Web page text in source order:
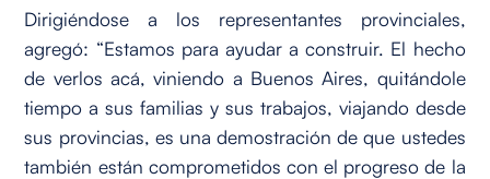
Dirigiéndose a los representantes provinciales,
agregó: “Estamos para ayudar a construir. El hecho
de verlos acá, viniendo a Buenos Aires, quitándole
tiempo a sus familias y sus trabajos, viajando desde
sus provincias, es una demostración de que ustedes
también están comprometidos con el progreso de la